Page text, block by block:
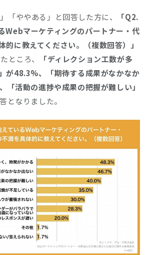
「ややある」と回答した方に、
「Q2.
Webマーケティングのパートナー・代
的に教えてください。（複数回答）」
ところ、
「ディレクション工数が多
が48.3%、「期待する成果がなかなか
「活動の進捗や成果の把握が難しい」
となりました。